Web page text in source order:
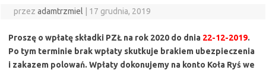
przez adamtrzmiel 17 grudnia, 2019
Proszę o wpłatę składki PZŁ na rok 2020 do dnia 22-12-2019.
Po tym terminie brak wpłaty skutkuje brakiem ubezpieczenia
i zakazem polowań. Wpłaty dokonujemy na konto Koła Ryś we